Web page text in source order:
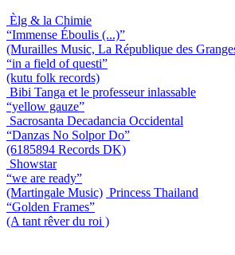
Èlg & la Chimie
“Immense Éboulis (...)”
(Murailles Music, La République des
“in a field of questi”
(kutu folk records)
Bibi Tanga et le professeur inlassable
“yellow gauze”
Sacrosanta Decadancia Occidental
“Danzas No Solpor Do”
(6185894 Records DK)
Showstar
“we are ready”
(Martingale Music) Princess Thailand
“Golden Frames”
(A tant rêver du roi )